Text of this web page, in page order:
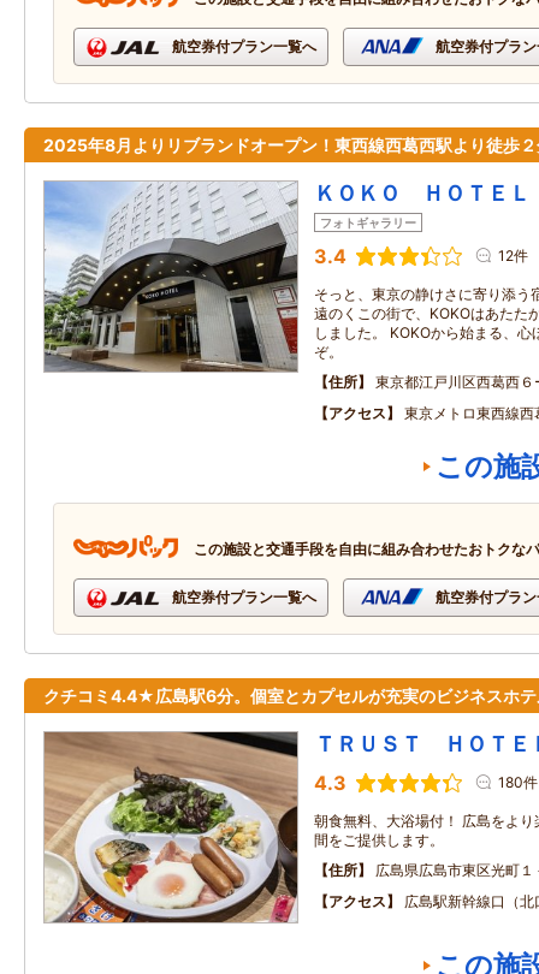
航空券付プラン一覧へ 航空券付プラ
2025年8月よりリブランドオープン！東西線西葛西駅より徒歩
ＫＯＫＯ ＨＯＴＥ
フォトギャラリー
3.4 12件
そっと、東京の静けさに寄り添う
遠のくこの街で、KOKOはあたた
しました。 KOKOから始まる、
ぞ。
住所
東京都江戸川区西葛西６
アクセス
東京メトロ東西線
この施
この施設と交通手段を自由に組み合わせたおトクな
航空券付プラン一覧へ 航空券付プラ
クチコミ4.4★広島駅6分。個室とカプセルが充実のビジネスホ
ＴＲＵＳＴ ＨＯＴＥ
4.3 180件
朝食無料、大浴場付！ 広島をよ
間をご提供します。
住所
広島県広島市東区光町
アクセス
広島駅新幹線口（
この施